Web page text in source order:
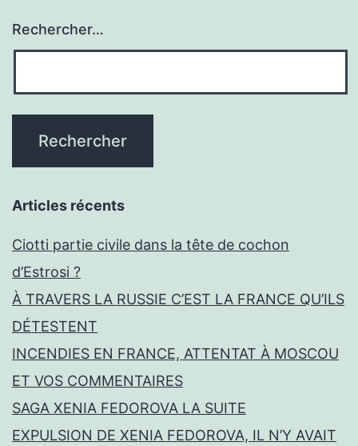
Rechercher…
Articles récents
Ciotti partie civile dans la tête de cochon
d’Estrosi ?
À TRAVERS LA RUSSIE C’EST LA FRANCE QU’ILS
DÉTESTENT
INCENDIES EN FRANCE, ATTENTAT À MOSCOU
ET VOS COMMENTAIRES
SAGA XENIA FEDOROVA LA SUITE
EXPULSION DE XENIA FEDOROVA, IL N’Y AVAIT